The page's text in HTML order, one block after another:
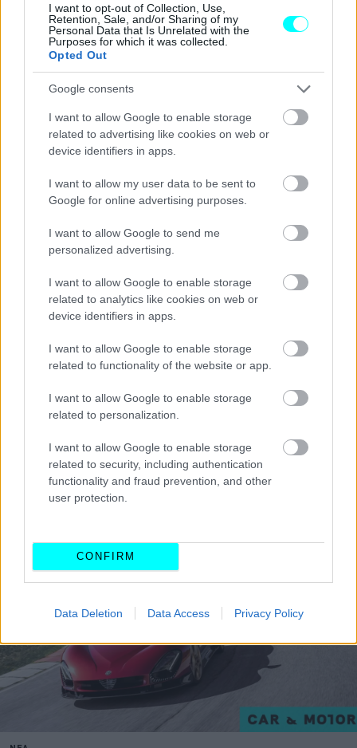
I want to opt-out of Collection, Use,
Retention, Sale, and/or Sharing of my
Personal Data that Is Unrelated with the
Purposes for which it was collected.
Opted Out
Google consents
I want to allow Google to enable storage
related to advertising like cookies on web or
device identifiers in apps.
I want to allow my user data to be sent to
Google for online advertising purposes.
I want to allow Google to send me
personalized advertising.
I want to allow Google to enable storage
related to analytics like cookies on web or
device identifiers in apps.
I want to allow Google to enable storage
related to functionality of the website or app.
I want to allow Google to enable storage
related to personalization.
I want to allow Google to enable storage
related to security, including authentication
functionality and fraud prevention, and other
user protection.
CONFIRM
Data Deletion Data Access Privacy Policy
Διαβάστε επίσης: